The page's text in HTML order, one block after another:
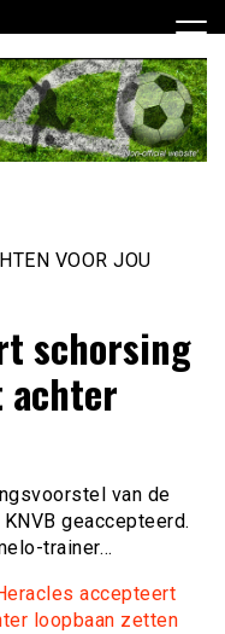
VOOR JOU
schorsing
achter
van de
geaccepteerd.
trainer…
accepteert
loopbaan zetten